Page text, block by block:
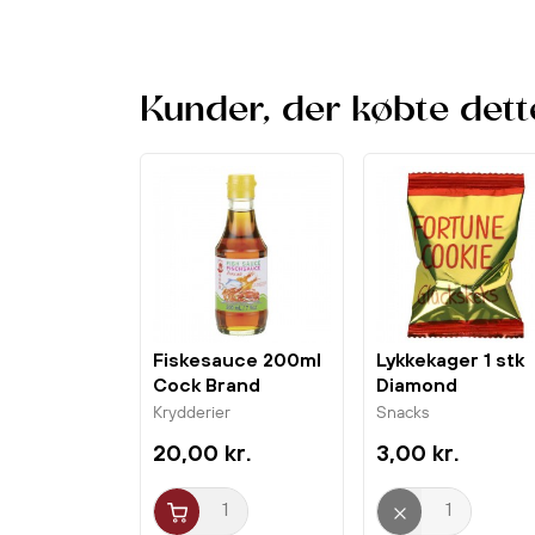
Kunder, der købte
Fiskesauce 200ml
Cock Brand
Krydderier
20,00 kr.
Lykkekager 1 stk
Diamond
Snacks
3,00 kr.